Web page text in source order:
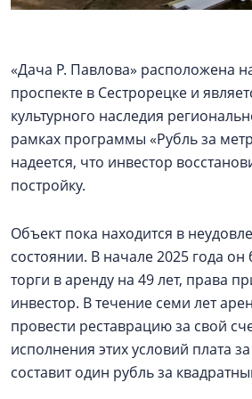
«Дача Р. Павлова» расположена
проспекте в Сестрорецке и
культурного наследия
рамках программы «Рубль за
надеется, что инвестор
постройку.
Объект пока находится в
состоянии. В начале 2025 года
торги в аренду на 49 лет, права
инвестор. В течение семи лет
провести реставрацию за свой
исполнения этих условий плата
составит один рубль за